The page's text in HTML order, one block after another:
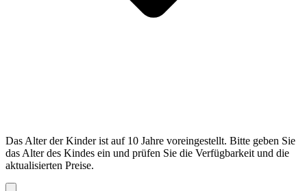
Das Alter der Kinder ist auf 10 Jahre voreingestellt. Bitte geben Sie
das Alter des Kindes ein und prüfen Sie die Verfügbarkeit und die
aktualisierten Preise.